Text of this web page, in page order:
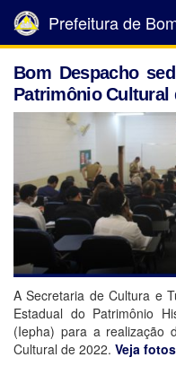
Prefeitura de
Bom Despacho
Patrimônio Cultural
A Secretaria de Cultura e
Estadual do Patrimônio
(Iepha) para a realização
Cultural de 2022. Veja